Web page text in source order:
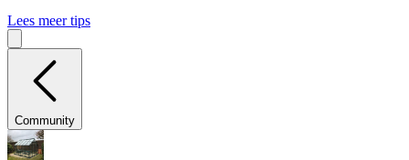
Lees meer tips
Community